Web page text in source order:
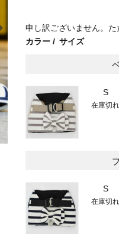
申し訳ございません。た
カラー
サイズ
S
在庫切れ
S
在庫切れ